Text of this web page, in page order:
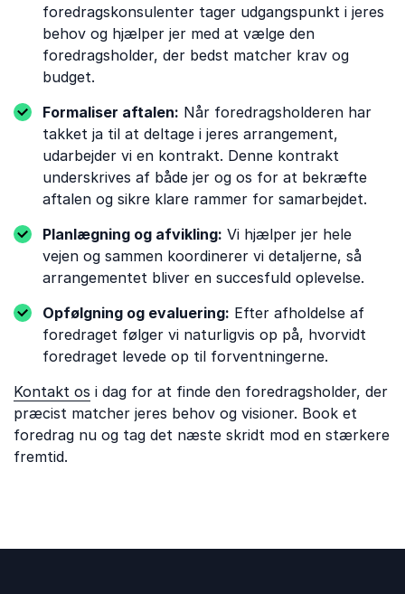
foredragskonsulenter tager udgangspunkt i jeres
behov og hjælper jer med at vælge den
foredragsholder, der bedst matcher krav og
budget.
Formaliser aftalen: Når foredragsholderen har
takket ja til at deltage i jeres arrangement,
udarbejder vi en kontrakt. Denne kontrakt
underskrives af både jer og os for at bekræfte
aftalen og sikre klare rammer for samarbejdet.
Planlægning og afvikling: Vi hjælper jer hele
vejen og sammen koordinerer vi detaljerne, så
arrangementet bliver en succesfuld oplevelse.
Opfølgning og evaluering: Efter afholdelse af
foredraget følger vi naturligvis op på, hvorvidt
foredraget levede op til forventningerne.
Kontakt os i dag for at finde den foredragsholder, der
præcist matcher jeres behov og visioner. Book et
foredrag nu og tag det næste skridt mod en stærkere
fremtid.